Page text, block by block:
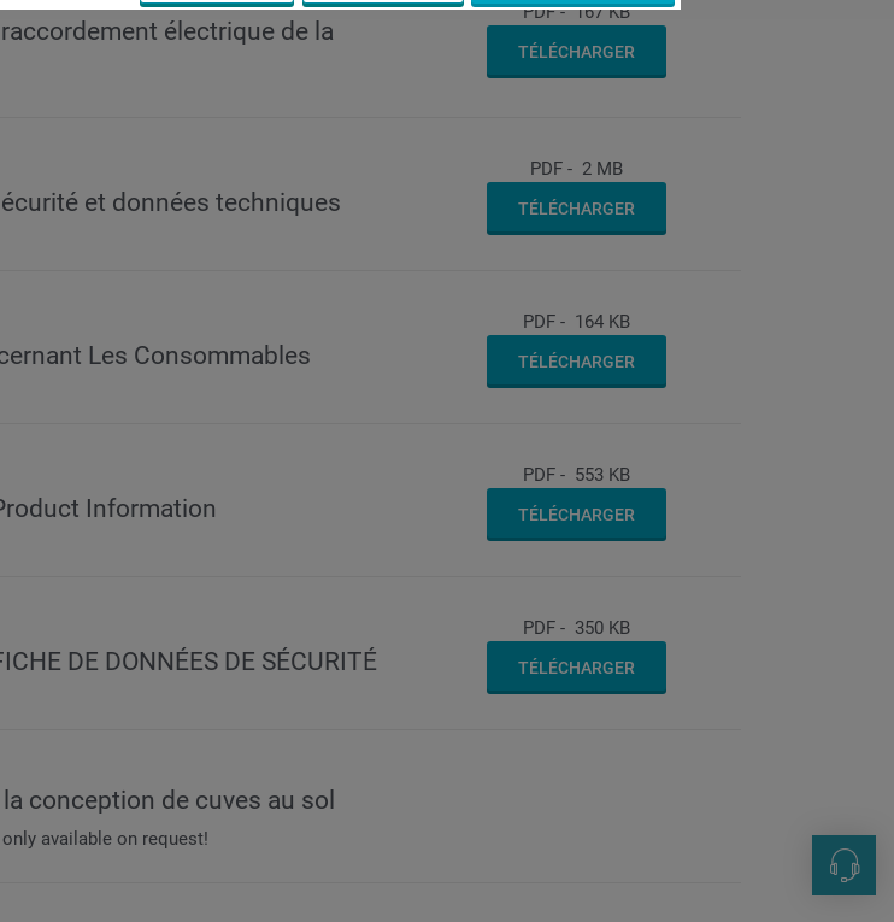
électrique de la
PDF- 167 KB
TÉLÉCHARGER
et données techniques
PDF - 2 MB
TÉLÉCHARGER
Les Consommables
PDF - 164 KB
TÉLÉCHARGER
Information
PDF - 553 KB
TÉLÉCHARGER
DE DONNÉES DE SÉCURITÉ
PDF - 350 KB
TÉLÉCHARGER
conception de cuves au sol
available on request!